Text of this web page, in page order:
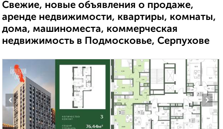
Свежие, новые объявления о продаже,
аренде недвижимости, квартиры, комнаты,
дома, машиноместа, коммерческая
недвижимость в Подмосковье, Серпухове
‹ ›